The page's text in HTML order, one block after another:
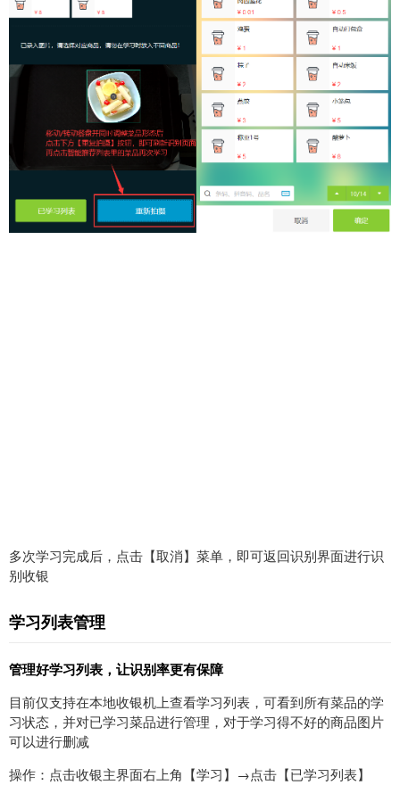
多次学习完成后，点击【取消】菜单，即可返回识别界面进行识
别收银
学习列表管理
管理好学习列表，让识别率更有保障
目前仅支持在本地收银机上查看学习列表，可看到所有菜品的学
习状态，并对已学习菜品进行管理，对于学习得不好的商品图片
可以进行删减
操作：点击收银主界面右上角【学习】→点击【已学习列表】